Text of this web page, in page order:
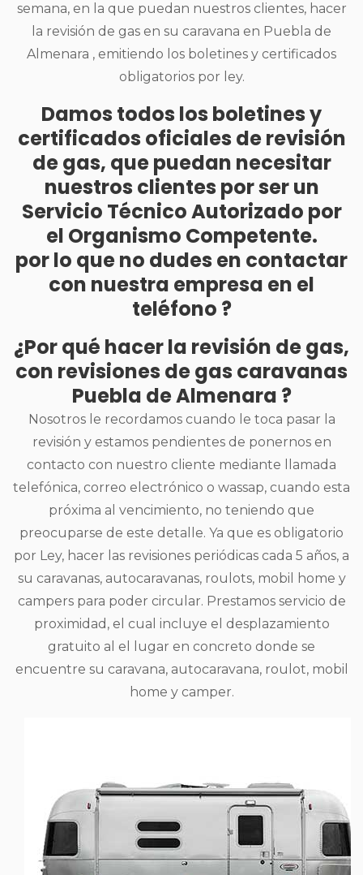
semana, en la que puedan nuestros clientes, hacer
la revisión de gas en su caravana en Puebla de
Almenara , emitiendo los boletines y certificados
obligatorios por ley.
Damos todos los boletines y
certificados oficiales de revisión
de gas, que puedan necesitar
nuestros clientes por ser un
Servicio Técnico Autorizado por
el Organismo Competente.
por lo que no dudes en contactar
con nuestra empresa en el
teléfono ?
¿Por qué hacer la revisión de gas,
con revisiones de gas caravanas
Puebla de Almenara ?
Nosotros le recordamos cuando le toca pasar la
revisión y estamos pendientes de ponernos en
contacto con nuestro cliente mediante llamada
telefónica, correo electrónico o wassap, cuando esta
próxima al vencimiento, no teniendo que
preocuparse de este detalle. Ya que es obligatorio
por Ley, hacer las revisiones periódicas cada 5 años, a
su caravanas, autocaravanas, roulots, mobil home y
campers para poder circular. Prestamos servicio de
proximidad, el cual incluye el desplazamiento
gratuito al el lugar en concreto donde se
encuentre su caravana, autocaravana, roulot, mobil
home y camper.